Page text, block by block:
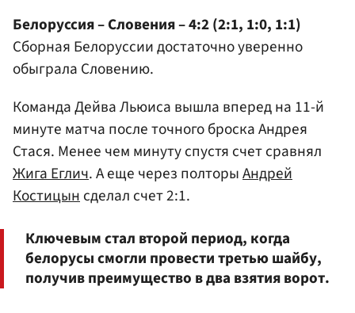
Белоруссия – Словения – 4:2 (2:1, 1:0, 1:1)
Сборная Белоруссии достаточно уверенно
обыграла Словению.
Команда Дейва Льюиса вышла вперед на 11-й
минуте матча после точного броска Андрея
Стася. Менее чем минуту спустя счет сравнял
Жига Еглич. А еще через полторыАндрей
Костицынсделал счет 2:1.
Ключевым стал второй период, когда
белорусы смогли провести третью шайбу,
получив преимущество в два взятия ворот.